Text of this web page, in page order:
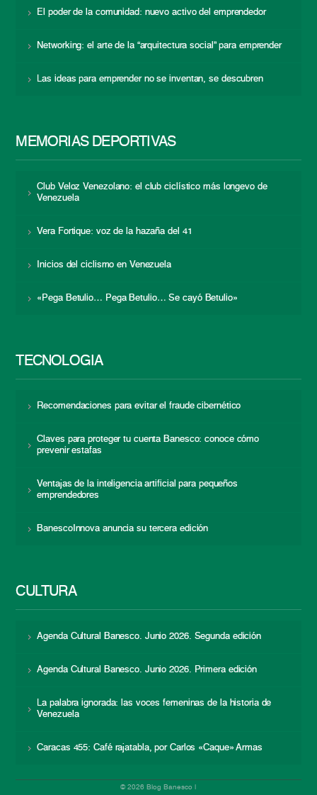
El poder de la comunidad: nuevo activo del emprendedor
Networking: el arte de la “arquitectura social” para emprender
Las ideas para emprender no se inventan, se descubren
MEMORIAS DEPORTIVAS
Club Veloz Venezolano: el club ciclístico más longevo de
Venezuela
Vera Fortique: voz de la hazaña del 41
Inicios del ciclismo en Venezuela
«Pega Betulio… Pega Betulio… Se cayó Betulio»
TECNOLOGÍA
Recomendaciones para evitar el fraude cibernético
Claves para proteger tu cuenta Banesco: conoce cómo
prevenir estafas
Ventajas de la inteligencia artificial para pequeños
emprendedores
BanescoInnova anuncia su tercera edición
CULTURA
Agenda Cultural Banesco. Junio 2026. Segunda edición
Agenda Cultural Banesco. Junio 2026. Primera edición
La palabra ignorada: las voces femeninas de la historia de
Venezuela
Caracas 455: Café rajatabla, por Carlos «Caque» Armas
© 2026 Blog Banesco |